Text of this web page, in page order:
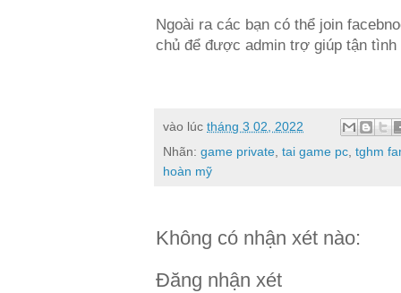
Ngoài ra các bạn có thể join
chủ để được admin trợ giúp tận tình
vào lúc tháng 3 02, 2022
Nhãn: game private tai game pc tghm
hoàn mỹ
Không có nhận xét nào:
Đăng nhận xét